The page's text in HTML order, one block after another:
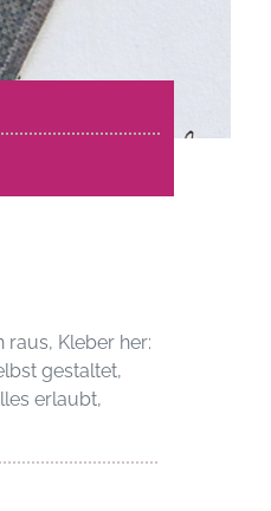
raus, Kleber her:
gestaltet,
erlaubt,